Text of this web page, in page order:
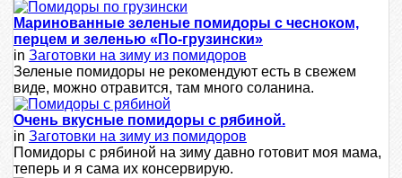
Маринованные зеленые помидоры с чесноком,
перцем и зеленью «По-грузински»
in Заготовки на зиму из помидоров
Зеленые помидоры не рекомендуют есть в свежем
виде, можно отравится, там много соланина.
Очень вкусные помидоры с рябиной.
in Заготовки на зиму из помидоров
Помидоры с рябиной на зиму давно готовит моя мама,
теперь и я сама их консервирую.